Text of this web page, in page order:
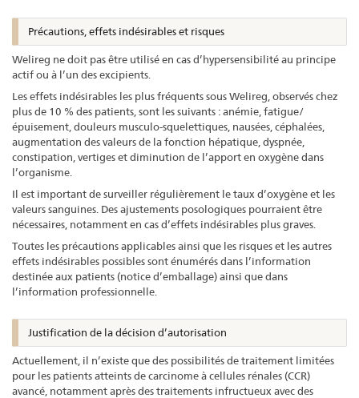
Précautions, effets indésirables et risques
Welireg ne doit pas être utilisé en cas d’hypersensibilité au principe
actif ou à l’un des excipients.
Les effets indésirables les plus fréquents sous Welireg, observés chez
plus de 10 % des patients, sont les suivants : anémie, fatigue/
épuisement, douleurs musculo-squelettiques, nausées, céphalées,
augmentation des valeurs de la fonction hépatique, dyspnée,
constipation, vertiges et diminution de l’apport en oxygène dans
l’organisme.
Il est important de surveiller régulièrement le taux d’oxygène et les
valeurs sanguines. Des ajustements posologiques pourraient être
nécessaires, notamment en cas d’effets indésirables plus graves.
Toutes les précautions applicables ainsi que les risques et les autres
effets indésirables possibles sont énumérés dans l’information
destinée aux patients (notice d’emballage) ainsi que dans
l’information professionnelle.
Justification de la décision d’autorisation
Actuellement, il n’existe que des possibilités de traitement limitées
pour les patients atteints de carcinome à cellules rénales (CCR)
avancé, notamment après des traitements infructueux avec des